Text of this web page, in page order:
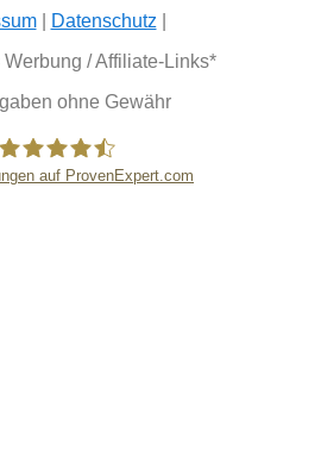
| Datenschutz
Werbung / Affiliate-Links*
ohne Gewähr
auf ProvenExpert.com